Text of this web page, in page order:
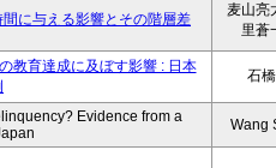
に与える影響とその階層差
麦山亮
里蒼
教育達成に及ぼす影響 : 日本
石
Evidence from a
Wang